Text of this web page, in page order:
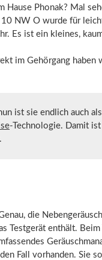
Hause Phonak? Mal
10 NW O wurde für
Es ist ein kleines,
im Gehörgang haben
ist sie endlich auch
-Technologie. Damit ist
die
Testgerät enthält.
Fall vorhanden. Sie